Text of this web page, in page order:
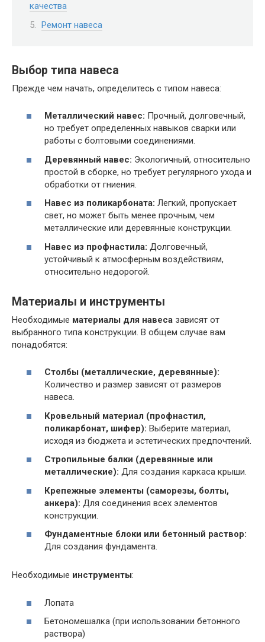
качества
Ремонт навеса
Выбор типа навеса
Прежде чем начать, определитесь с типом навеса:
Металлический навес: Прочный, долговечный,
но требует определенных навыков сварки или
работы с болтовыми соединениями.
Деревянный навес: Экологичный, относительно
простой в сборке, но требует регулярного ухода и
обработки от гниения.
Навес из поликарбоната: Легкий, пропускает
свет, но может быть менее прочным, чем
металлические или деревянные конструкции.
Навес из профнастила: Долговечный,
устойчивый к атмосферным воздействиям,
относительно недорогой.
Материалы и инструменты
Необходимые материалы для навеса зависят от
выбранного типа конструкции. В общем случае вам
понадобятся:
Столбы (металлические, деревянные):
Количество и размер зависят от размеров
навеса.
Кровельный материал (профнастил,
поликарбонат, шифер): Выберите материал,
исходя из бюджета и эстетических предпочтений.
Стропильные балки (деревянные или
металлические): Для создания каркаса крыши.
Крепежные элементы (саморезы, болты,
анкера): Для соединения всех элементов
конструкции.
Фундаментные блоки или бетонный раствор:
Для создания фундамента.
Необходимые инструменты:
Лопата
Бетономешалка (при использовании бетонного
раствора)